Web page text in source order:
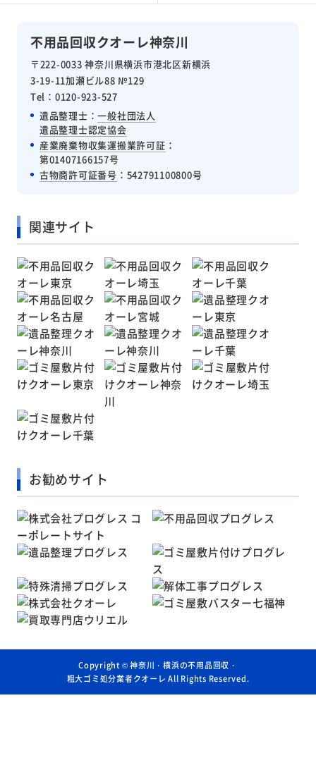
不用品回収クオーレ神奈川
〒222-0033 神奈川県横浜市港北区新横浜
3-19-11加瀬ビル88 №129
Tel：0120-923-527
遺品整理士：一般社団法人
遺品整理士認定協会
産業廃棄物収集運搬業許可証 ：
第01407166157号
古物商許可証番号 ：542791100800号
関連サイト
お勧めサイト
Copyright ©神奈川・横浜の不用品回収・
粗大ゴミ処分業者クオーレ All Rights Reserved.